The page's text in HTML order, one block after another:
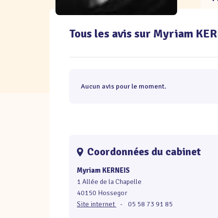
Tous les avis sur Myriam
Aucun avis pour le moment.
Coordonnées du cabinet
Myriam KERNEIS
1 Allée de la Chapelle
40150 Hossegor
Site internet
- 05 58 73 91 85